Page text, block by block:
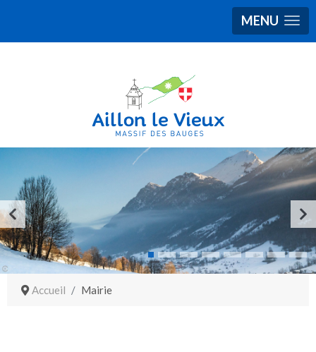
MENU
Accueil Mairie